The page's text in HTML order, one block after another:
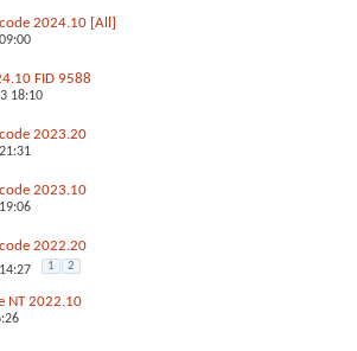
2024.10 [All]
FID 9588
18:10
2023.20
2023.10
2022.20
1 2
NT 2022.10